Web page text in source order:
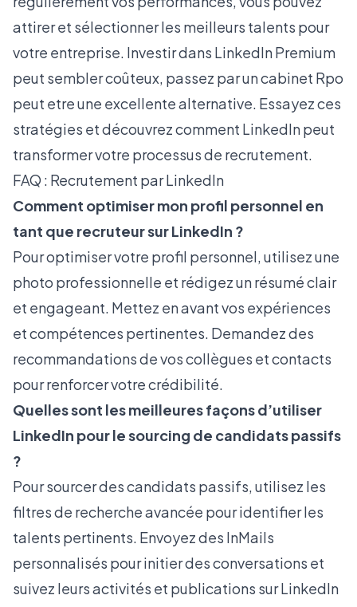
attirer et sélectionner les meilleurs talents pour
votre entreprise. Investir dans LinkedIn Premium
peut sembler coûteux, passez par un cabinet Rpo
peut etre une excellente alternative. Essayez ces
stratégies et découvrez comment LinkedInpeut
transformer votre processus de recrutement.
FAQ : Recrutement par LinkedIn
Comment optimiser mon profil personnel en
tant que recruteur sur LinkedIn ?
Pour optimiser votre profil personnel, utilisez une
photo professionnelle et rédigez un résumé clair
et engageant. Mettez en avant vos expériences
et compétences pertinentes. Demandez des
recommandations de vos collègues et contacts
pour renforcer votre crédibilité.
Quelles sont les meilleures façons d’utiliser
LinkedIn pour le sourcing de candidats passifs
?
Pour sourcer des candidats passifs, utilisez les
filtres de recherche avancée pour identifier les
talents pertinents. Envoyez des InMails
personnalisés pour initier des conversations et
suivez leurs activités et publications sur LinkedIn